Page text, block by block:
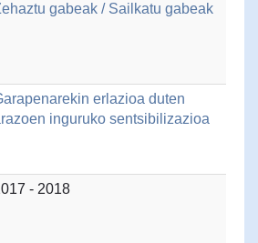
gabeak / Sailkatu gabeak
erlazioa duten
inguruko sentsibilizazioa
- 2018